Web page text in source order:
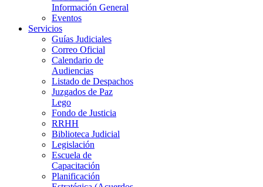
Información General
Eventos
Servicios
Guías Judiciales
Correo Oficial
Calendario de
Audiencias
Listado de Despachos
Juzgados de Paz
Lego
Fondo de Justicia
RRHH
Biblioteca Judicial
Legislación
Escuela de
Capacitación
Planificación